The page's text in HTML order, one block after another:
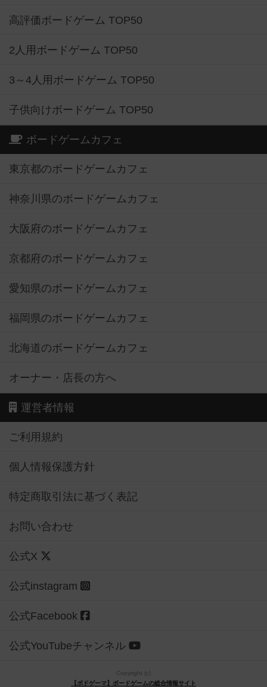
高評価ボードゲーム TOP50
2人用ボードゲーム TOP50
3～4人用ボードゲーム TOP50
子供向けボードゲーム TOP50
ボードゲームカフェ
東京都のボードゲームカフェ
神奈川県のボードゲームカフェ
大阪府のボードゲームカフェ
京都府のボードゲームカフェ
愛知県のボードゲームカフェ
福岡県のボードゲームカフェ
北海道のボードゲームカフェ
オーナー・店長の方へ
運営者情報
ご利用規約
個人情報保護方針
特定商取引法に基づく表記
お問い合わせ
公式X
公式instagram
公式Facebook
公式YouTubeチャンネル
Copyright (c)
【ボドゲーマ】ボードゲームの総合情報サイト